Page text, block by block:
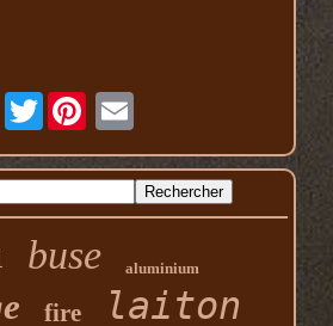
Twitter
buse aluminium
fire laiton